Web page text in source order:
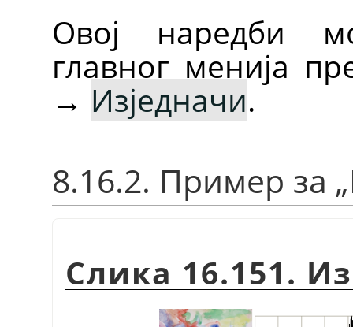
Овој наредби
главног менија
→ Изједначи.
8.16.2. Пример за „
Слика 16.151.